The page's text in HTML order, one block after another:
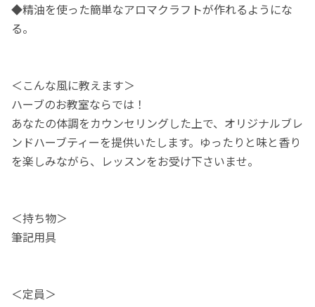
◆精油を使った簡単なアロマクラフトが作れるようにな
る。
＜こんな風に教えます＞
ハーブのお教室ならでは！
あなたの体調をカウンセリングした上で、オリジナルブレ
ンドハーブティーを提供いたします。ゆったりと味と香り
を楽しみながら、レッスンをお受け下さいませ。
＜持ち物＞
筆記用具
＜定員＞